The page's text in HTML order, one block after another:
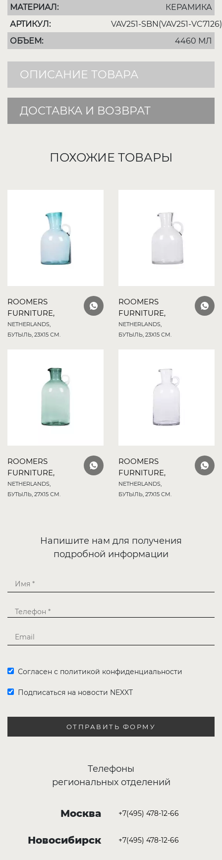
МАТЕРИАЛ:
КЕРАМИКА
АРТИКУЛ:
VAV251-SBN(VAV251-VC7126)
ОБЪЕМ:
4460 МЛ
ОПИСАНИЕ ТОВАРА
ДОСТАВКА И ВОЗВРАТ
ПОХОЖИЕ ТОВАРЫ
ROOMERS
FURNITURE,
NETHERLANDS,
БУТЫЛЬ, 23X15 СМ.
ROOMERS
FURNITURE,
NETHERLANDS,
БУТЫЛЬ, 23X15 СМ.
ROOMERS
FURNITURE,
NETHERLANDS,
БУТЫЛЬ, 27X15 СМ.
ROOMERS
FURNITURE,
NETHERLANDS,
БУТЫЛЬ, 27X15 СМ.
Напишите нам для получения
подробной информации
Согласен с политикой конфиденциальности
Подписаться на новости NEXXT
ОТПРАВИТЬ ФОРМУ
Телефоны
региональных отделений
Москва +7(495) 478-12-66
Новосибирск +7(495) 478-12-66